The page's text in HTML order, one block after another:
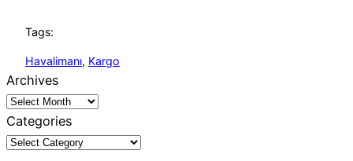
Tags:
Havalimanı, Kargo
Archives
Categories